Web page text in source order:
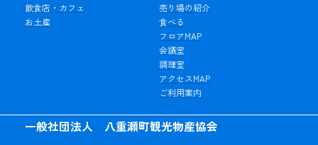
一般社団法人 八重瀬町観光物産協会
飲食店・カフェ
お土産
売り場の紹介
食べる
フロアMAP
会議室
調理室
アクセスMAP
ご利用案内